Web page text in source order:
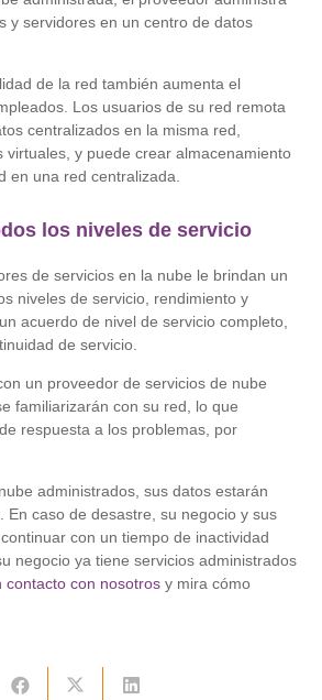
y servidores en un centro de datos
de la red también aumenta el
Los usuarios de su red remota
centralizados en la misma red,
virtuales, y puede crear almacenamiento
en una red centralizada.
los niveles de servicio
de servicios en la nube le brindan un
niveles de servicio, rendimiento y
acuerdo de nivel de servicio completo,
de servicio.
un proveedor de servicios de nube
familiarizarán con su red, lo que
respuesta a los problemas, por
administrados, sus datos estarán
En caso de desastre, su negocio y sus
con un tiempo de inactividad
negocio ya tiene servicios administrados
contacto con nosotros y mira cómo